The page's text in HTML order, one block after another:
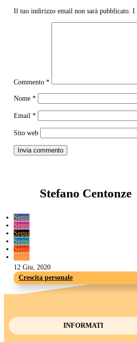
Il tuo indirizzo email non sarà pubblicato. I
Commento *
Nome *
Email *
Sito web
Invia commento
Stefano Centonze
Segui
Segui
Segui
Segui
Segui
Segui
12 Giu, 2020
Crescita personale
INFORMATI